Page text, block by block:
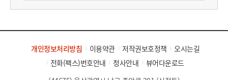
개인정보처리방침 이용약관 저작권보호정책
오시는길
전화(팩스)번호안내
청사안내
뷰어다운로드